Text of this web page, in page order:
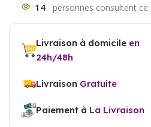
14
Livraison à domicile en
24h/48h
Livraison Gratuite
Paiement à La Livraison